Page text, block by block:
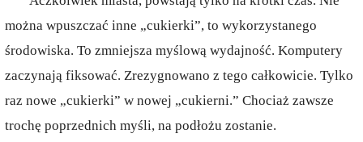
można wpuszczać inne „cukierki”, to wykorzystanego
środowiska. To zmniejsza myślową wydajność. Komputery
zaczynają fiksować. Zrezygnowano z tego całkowicie. Tylko
raz nowe „cukierki” w nowej „cukierni.” Chociaż zawsze
trochę poprzednich myśli, na podłożu zostanie.